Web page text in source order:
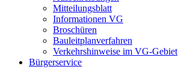
Mitteilungsblatt
Informationen VG
Broschüren
Bauleitplanverfahren
Verkehrshinweise im VG-Gebiet
Bürgerservice